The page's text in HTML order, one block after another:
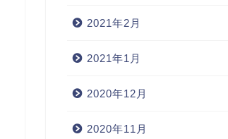
2021年2月
2021年1月
2020年12月
2020年11月